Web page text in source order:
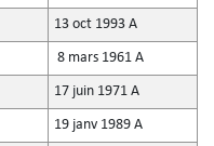
13 oct 1993 A
8 mars 1961 A
17 juin 1971 A
19 janv 1989 A